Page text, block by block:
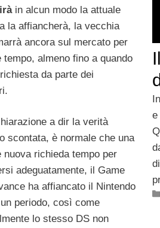
in alcun modo la attuale
la affiancherà, la vecchia
ancora sul mercato per
tempo, almeno fino a quando
da parte dei
a dir la verità
scontata, è normale che una
nuova richieda tempo per
adeguatamente, il Game
ha affiancato il Nintendo
periodo, così come
lo stesso DS non
e